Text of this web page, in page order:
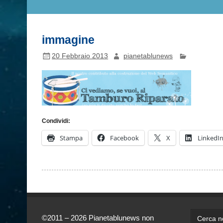
immagine
20 Febbraio 2013 pianetablunews
Condividi:
Stampa Facebook X LinkedIn
©2011 – 2026 Pianetablunews non Cerca